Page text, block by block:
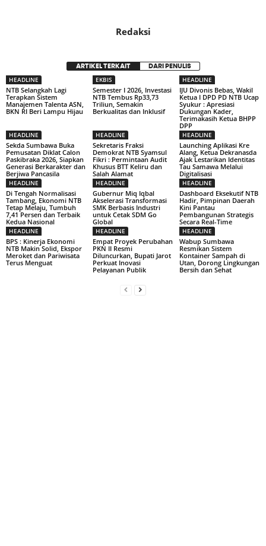
Redaksi
ARTIKEL TERKAIT DARI PENULIS
HEADLINE
NTB Selangkah Lagi
Terapkan Sistem
Manajemen Talenta ASN,
BKN RI Beri Lampu Hijau
EKBIS
Semester I 2026, Investasi
NTB Tembus Rp33,73
Triliun, Semakin
Berkualitas dan Inklusif
HEADLINE
IJU Divonis Bebas, Wakil
Ketua I DPD PD NTB Ucap
Syukur : Apresiasi
Dukungan Kader,
Terimakasih Ketua BHPP
DPP
HEADLINE
Sekda Sumbawa Buka
Pemusatan Diklat Calon
Paskibraka 2026, Siapkan
Generasi Berkarakter dan
Berjiwa Pancasila
HEADLINE
Sekretaris Fraksi
Demokrat NTB Syamsul
Fikri : Permintaan Audit
Khusus BTT Keliru dan
Salah Alamat
HEADLINE
Launching Aplikasi Kre
Alang, Ketua Dekranasda
Ajak Lestarikan Identitas
Tau Samawa Melalui
Digitalisasi
HEADLINE
Di Tengah Normalisasi
Tambang, Ekonomi NTB
Tetap Melaju, Tumbuh
7,41 Persen dan Terbaik
Kedua Nasional
HEADLINE
Gubernur Miq Iqbal
Akselerasi Transformasi
SMK Berbasis Industri
untuk Cetak SDM Go
Global
HEADLINE
Dashboard Eksekutif NTB
Hadir, Pimpinan Daerah
Kini Pantau
Pembangunan Strategis
Secara Real-Time
HEADLINE
BPS : Kinerja Ekonomi
NTB Makin Solid, Ekspor
Meroket dan Pariwisata
Terus Menguat
HEADLINE
Empat Proyek Perubahan
PKN II Resmi
Diluncurkan, Bupati Jarot
Perkuat Inovasi
Pelayanan Publik
HEADLINE
Wabup Sumbawa
Resmikan Sistem
Kontainer Sampah di
Utan, Dorong Lingkungan
Bersih dan Sehat